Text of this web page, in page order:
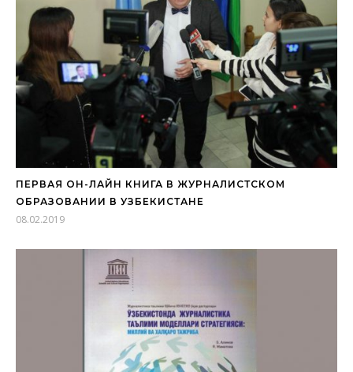
ПЕРВАЯ ОН-ЛАЙН КНИГА В ЖУРНАЛИСТСКОМ
ОБРАЗОВАНИИ В УЗБЕКИСТАНЕ
08.02.2019